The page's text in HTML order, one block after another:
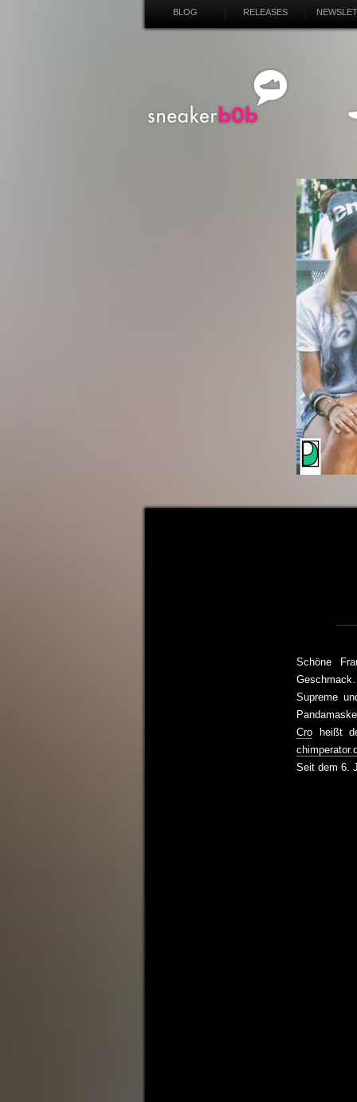
BLOG RELEASES
Schöne
Supreme
Cro heißt
Seit dem 6.